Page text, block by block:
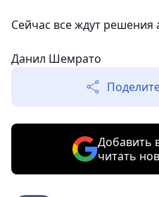
Сейчас все ждут
Данил Шемрато
Добавить
читать